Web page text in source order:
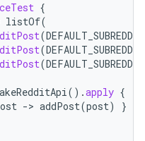
{
listOf(
(DEFAULT_SUBREDDIT
(DEFAULT_SUBREDDIT
(DEFAULT_SUBREDDIT
().apply {
-> addPost(post)
}